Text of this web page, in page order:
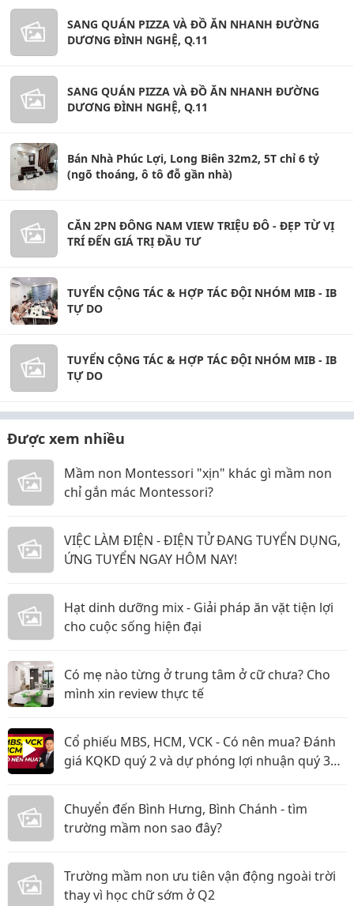
SANG QUÁN PIZZA VÀ ĐỒ ĂN NHANH ĐƯỜNG
DƯƠNG ĐÌNH NGHỆ, Q.11
SANG QUÁN PIZZA VÀ ĐỒ ĂN NHANH ĐƯỜNG
DƯƠNG ĐÌNH NGHỆ, Q.11
Bán Nhà Phúc Lợi, Long Biên 32m2, 5T chỉ 6 tỷ
(ngõ thoáng, ô tô đỗ gần nhà)
CĂN 2PN ĐÔNG NAM VIEW TRIỆU ĐÔ - ĐẸP TỪ VỊ
TRÍ ĐẾN GIÁ TRỊ ĐẦU TƯ
TUYỂN CỘNG TÁC & HỢP TÁC ĐỘI NHÓM MIB - IB
TỰ DO
TUYỂN CỘNG TÁC & HỢP TÁC ĐỘI NHÓM MIB - IB
TỰ DO
Được xem nhiều
Mầm non Montessori "xịn" khác gì mầm non
chỉ gắn mác Montessori?
VIỆC LÀM ĐIỆN - ĐIỆN TỬ ĐANG TUYỂN DỤNG,
ỨNG TUYỂN NGAY HÔM NAY!
Hạt dinh dưỡng mix - Giải pháp ăn vặt tiện lợi
cho cuộc sống hiện đại
Có mẹ nào từng ở trung tâm ở cữ chưa? Cho
mình xin review thực tế
Cổ phiếu MBS, HCM, VCK - Có nên mua? Đánh
giá KQKD quý 2 và dự phóng lợi nhuận quý 3
Chuyển đến Bình Hưng, Bình Chánh - tìm
trường mầm non sao đây?
Trường mầm non ưu tiên vận động ngoài trời
thay vì học chữ sớm ở Q2